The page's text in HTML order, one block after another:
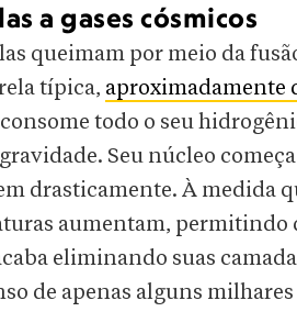
a gases cósmicos
queimam por meio da
típica, aproximadamente
consome todo o seu
Seu núcleo
drasticamente. À medida
aumentam, permitindo
eliminando suas
de apenas alguns